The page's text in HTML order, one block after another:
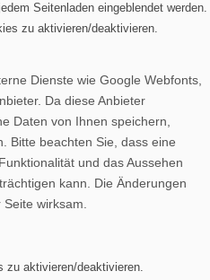
Seitenladen eingeblendet werden.
zu aktivieren/deaktivieren.
Dienste wie Google Webfonts,
Da diese Anbieter
Daten von Ihnen speichern,
Bitte beachten Sie, dass eine
und das Aussehen
kann. Die Änderungen
wirksam.
zu aktivieren/deaktivieren.